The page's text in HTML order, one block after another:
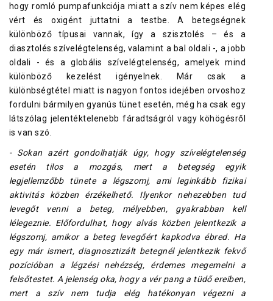
hogy romló pumpafunkciója miatt a szív nem képes elég
vért és oxigént juttatni a testbe. A betegségnek
különböző típusai vannak, így a szisztolés – és a
diasztolés szívelégtelenség, valamint a bal oldali -, a jobb
oldali - és a globális szívelégtelenség, amelyek mind
különböző kezelést igényelnek. Már csak a
különbségtétel miatt is nagyon fontos idejében orvoshoz
fordulni bármilyen gyanús tünet esetén, még ha csak egy
látszólag jelentéktelenebb fáradtságról vagy köhögésről
is van szó.
- Sokan azért gondolhatják úgy, hogy szívelégtelenség
esetén tilos a mozgás, mert a betegség egyik
legjellemzőbb tünete a légszomj, ami leginkább fizikai
aktivitás közben érzékelhető. Ilyenkor nehezebben tud
levegőt venni a beteg, mélyebben, gyakrabban kell
lélegeznie. Előfordulhat, hogy alvás közben jelentkezik a
légszomj, amikor a beteg levegőért kapkodva ébred. Ha
egy már ismert, diagnosztizált betegnél jelentkezik fekvő
pozícióban a légzési nehézség, érdemes megemelni a
felsőtestet. A jelenség oka, hogy a vér pang a tüdő ereiben,
mert a szív nem tudja elég hatékonyan végezni a